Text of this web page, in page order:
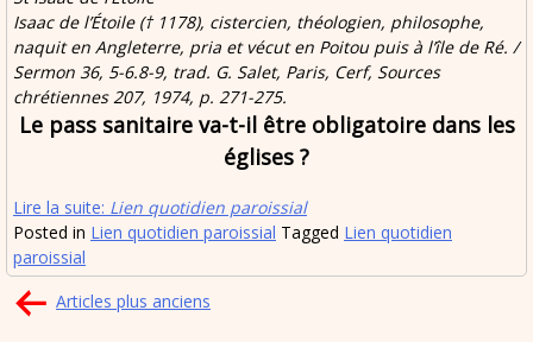
Isaac de l’Étoile († 1178), cistercien, théologien, philosophe,
naquit en Angleterre, pria et vécut en Poitou puis à l’île de Ré. /
Sermon 36, 5-6.8-9, trad. G. Salet, Paris, Cerf, Sources
chrétiennes 207, 1974, p. 271-275.
Le pass sanitaire va-t-il être obligatoire dans les
églises ?
Lire la suite: Lien quotidien paroissial
Posted in Lien quotidien paroissial Tagged Lien quotidien
paroissial
Navigation
Articles plus anciens